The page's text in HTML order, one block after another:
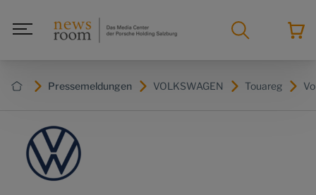
Pressemeldungen VOLKSWAGEN Touareg